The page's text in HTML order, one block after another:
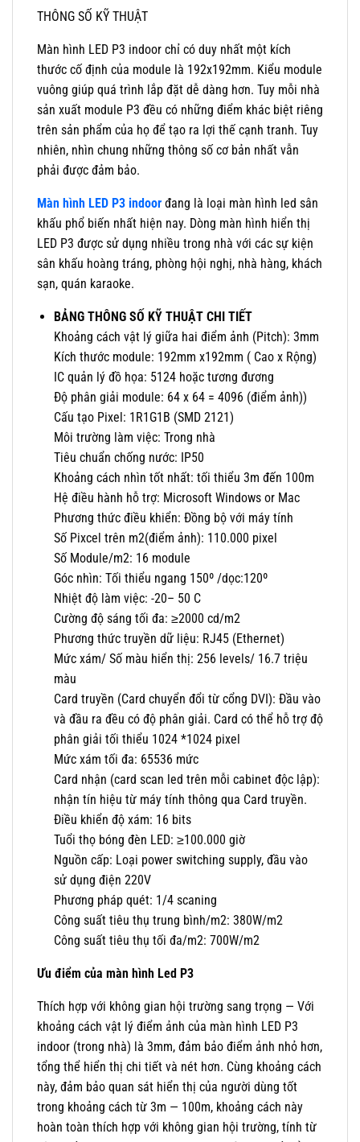
THÔNG SỐ KỸ THUẬT
Màn hình LED P3 indoor chỉ có duy nhất một kích
thước cố định của module là 192x192mm. Kiểu module
vuông giúp quá trình lắp đặt dễ dàng hơn. Tuy mỗi nhà
sản xuất module P3 đều có những điểm khác biệt riêng
trên sản phẩm của họ để tạo ra lợi thế cạnh tranh. Tuy
nhiên, nhìn chung những thông số cơ bản nhất vẫn
phải được đảm bảo.
Màn hình LED P3 indoor đang là loại màn hình led sân
khấu phổ biến nhất hiện nay. Dòng màn hình hiển thị
LED P3 được sử dụng nhiều trong nhà với các sự kiện
sân khấu hoàng tráng, phòng hội nghị, nhà hàng, khách
sạn, quán karaoke.
BẢNG THÔNG SỐ KỸ THUẬT CHI TIẾT
Khoảng cách vật lý giữa hai điểm ảnh (Pitch): 3mm
Kích thước module: 192mm x192mm ( Cao x Rộng)
IC quản lý đồ họa: 5124 hoặc tương đương
Độ phân giải module: 64 x 64 = 4096 (điểm ảnh))
Cấu tạo Pixel: 1R1G1B (SMD 2121)
Môi trường làm việc: Trong nhà
Tiêu chuẩn chống nước: IP50
Khoảng cách nhìn tốt nhất: tối thiểu 3m đến 100m
Hệ điều hành hỗ trợ: Microsoft Windows or Mac
Phương thức điều khiển: Đồng bộ với máy tính
Số Pixcel trên m2(điểm ảnh): 110.000 pixel
Số Module/m2: 16 module
Góc nhìn: Tối thiểu ngang 150º /dọc:120º
Nhiệt độ làm việc: -20– 50 C
Cường độ sáng tối đa: ≥2000 cd/m2
Phương thức truyền dữ liệu: RJ45 (Ethernet)
Mức xám/ Số màu hiển thị: 256 levels/ 16.7 triệu
màu
Card truyền (Card chuyển đổi từ cổng DVI): Đầu vào
và đầu ra đều có độ phân giải. Card có thể hỗ trợ độ
phân giải tối thiểu 1024 *1024 pixel
Mức xám tối đa: 65536 mức
Card nhận (card scan led trên mỗi cabinet độc lập):
nhận tín hiệu từ máy tính thông qua Card truyền.
Điều khiển độ xám: 16 bits
Tuổi thọ bóng đèn LED: ≥100.000 giờ
Nguồn cấp: Loại power switching supply, đầu vào
sử dụng điện 220V
Phương pháp quét: 1/4 scaning
Công suất tiêu thụ trung bình/m2: 380W/m2
Công suất tiêu thụ tối đa/m2: 700W/m2
Ưu điểm của màn hình Led P3
Thích hợp với không gian hội trường sang trọng — Với
khoảng cách vật lý điểm ảnh của màn hình LED P3
indoor (trong nhà) là 3mm, đảm bảo điểm ảnh nhỏ hơn,
tổng thể hiển thị chi tiết và nét hơn. Cùng khoảng cách
này, đảm bảo quan sát hiển thị của người dùng tốt
trong khoảng cách từ 3m — 100m, khoảng cách này
hoàn toàn thích hợp với không gian hội trường, tính từ